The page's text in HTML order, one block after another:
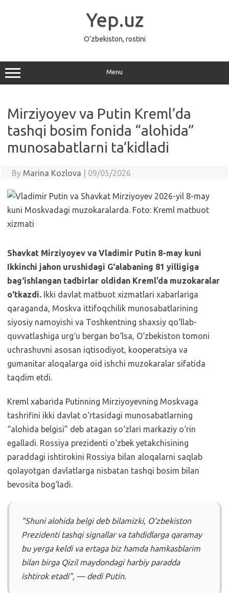
Yep.uz
O‘zbekiston, rostini
Menu
Mirziyoyev va Putin Kreml’da
tashqi bosim fonida “alohida”
munosabatlarni ta’kidladi
By Marina Kozlova 09/05/2026
Shavkat Mirziyoyev va Vladimir Putin 8-may kuni
Ikkinchi jahon urushidagi G‘alabaning 81 yilligiga
bag‘ishlangan tadbirlar oldidan Kreml’da muzokaralar
o‘tkazdi. Ikki davlat matbuot xizmatlari xabarlariga
qaraganda, Moskva ittifoqchilik munosabatlarining
siyosiy namoyishi va Toshkentning shaxsiy qo‘llab-
quvvatlashiga urg‘u bergan bo‘lsa, O‘zbekiston tomoni
uchrashuvni asosan iqtisodiyot, kooperatsiya va
gumanitar aloqalarga oid ishchi muzokaralar sifatida
taqdim etdi.
Kreml xabarida Putinning Mirziyoyevning Moskvaga
tashrifini ikki davlat o‘rtasidagi munosabatlarning
“alohida belgisi” deb atagan so‘zlari markaziy o‘rin
egalladi. Rossiya prezidenti o‘zbek yetakchisining
paraddagi ishtirokini Rossiya bilan aloqalarni saqlab
qolayotgan davlatlarga nisbatan tashqi bosim bilan
bevosita bog‘ladi.
“Shuni alohida belgi deb bilamizki, O‘zbekiston
Prezidenti tashqi signallar va tahdidlarga qaramay
bu yerga keldi va ertaga biz hamda hamkasblarim
bilan birga Qizil maydondagi harbiy paradda
ishtirok etadi”, — dedi Putin.